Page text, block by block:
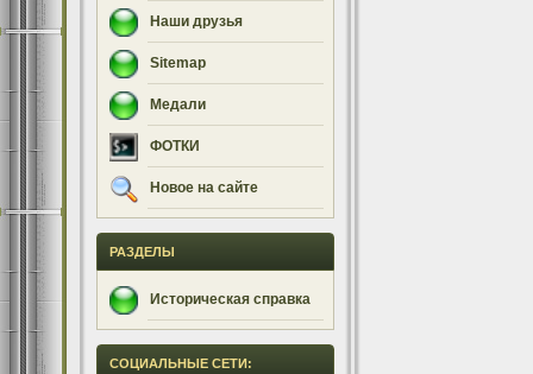
Наши друзья
Sitemap
Медали
ФОТКИ
Новое на сайте
РАЗДЕЛЫ
Историческая справка
СОЦИАЛЬНЫЕ СЕТИ: